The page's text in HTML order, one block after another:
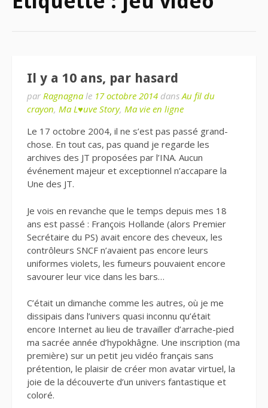
Il y a 10 ans, par hasard
par Ragnagna le 17 octobre 2014 dansAu fil du
crayon, Ma L♥uve Story, Ma vie en ligne
Le 17 octobre 2004, il ne s’est pas passé grand-
chose. En tout cas, pas quand je regarde les
archives des JT proposées par l’INA. Aucun
événement majeur et exceptionnel n’accapare la
Une des JT.
Je vois en revanche que le temps depuis mes 18
ans est passé : François Hollande (alors Premier
Secrétaire du PS) avait encore des cheveux, les
contrôleurs SNCF n’avaient pas encore leurs
uniformes violets, les fumeurs pouvaient encore
savourer leur vice dans les bars…
C’était un dimanche comme les autres, où je me
dissipais dans l’univers quasi inconnu qu’était
encore Internet au lieu de travailler d’arrache-pied
ma sacrée année d’hypokhâgne. Une inscription (ma
première) sur un petit jeu vidéo français sans
prétention, le plaisir de créer mon avatar virtuel, la
joie de la découverte d’un univers fantastique et
coloré.